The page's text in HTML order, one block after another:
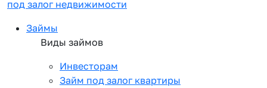
под залог недвижимости
Займы
Виды займов
Инвесторам
Займ под залог квартиры